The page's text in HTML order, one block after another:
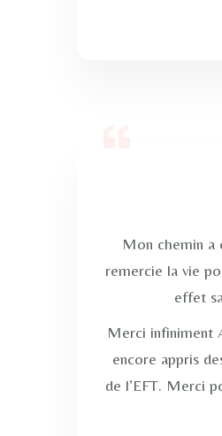
Mon chemin a
remercie la vie
effet
Merci infiniment
encore appris
de l’EFT. Merci